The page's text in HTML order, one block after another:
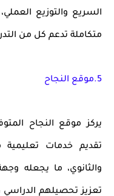
السريع والتوزيع
متكاملة تدعم كل من
5.موقع النجاح
يركز موقع النجاح
تقديم خدمات
والثانوي، ما يجعله
تعزيز تحصيلهم الدراسي